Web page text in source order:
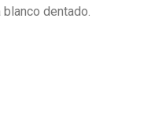
dentado.